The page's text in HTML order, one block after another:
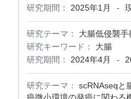
研究期間：
2025年1月 -
研究テーマ：
大腸低侵襲
研究キーワード：
大腸
研究期間：
2024年4月 -
研究テーマ：
scRNAseqと